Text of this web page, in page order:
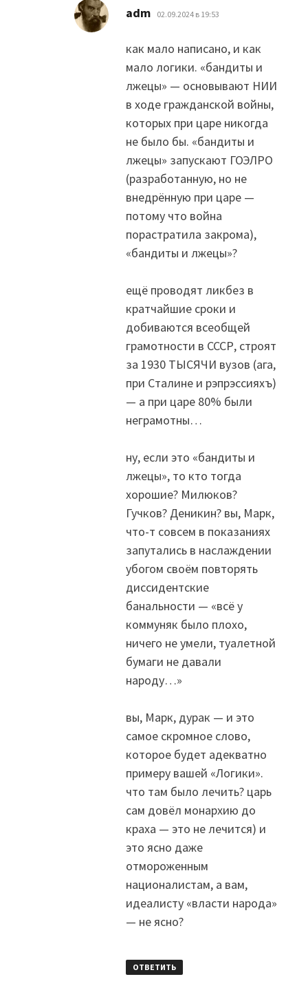
adm 02.09.2024 в 19:53
как мало написано, и как
мало логики. «бандиты и
лжецы» — основывают НИИ
в ходе гражданской войны,
которых при царе никогда
не было бы. «бандиты и
лжецы» запускают ГОЭЛРО
(разработанную, но не
внедрённую при царе —
потому что война
порастратила закрома),
«бандиты и лжецы»?
ещё проводят ликбез в
кратчайшие сроки и
добиваются всеобщей
грамотности в СССР, строят
за 1930 ТЫСЯЧИ вузов (ага,
при Сталине и рэпрэссияхъ)
— а при царе 80% были
неграмотны…
ну, если это «бандиты и
лжецы», то кто тогда
хорошие? Милюков?
Гучков? Деникин? вы, Марк,
что-т совсем в показаниях
запутались в наслаждении
убогом своём повторять
диссидентские
банальности — «всё у
коммуняк было плохо,
ничего не умели, туалетной
бумаги не давали
народу…»
вы, Марк, дурак — и это
самое скромное слово,
которое будет адекватно
примеру вашей «Логики».
что там было лечить? царь
сам довёл монархию до
краха — это не лечится) и
это ясно даже
отмороженным
националистам, а вам,
идеалисту «власти народа»
— не ясно?
ОТВЕТИТЬ